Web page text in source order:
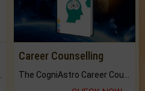
Career Counselling